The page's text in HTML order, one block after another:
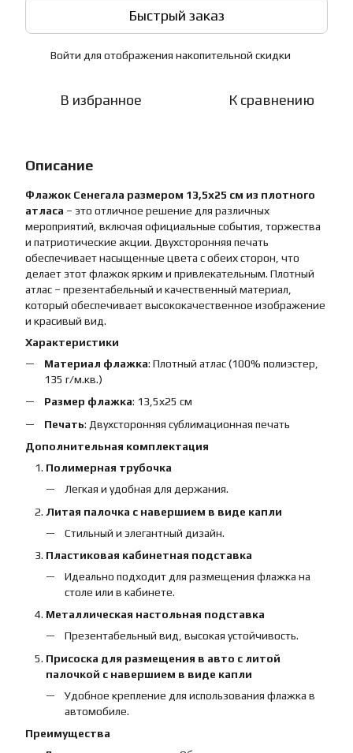
Быстрый заказ
Войти для отображения накопительной скидки
В избранное К сравнению
Описание
Флажок Сенегала размером 13,5х25 см из плотного
атласа – это отличное решение для различных
мероприятий, включая официальные события, торжества
и патриотические акции. Двухсторонняя печать
обеспечивает насыщенные цвета с обеих сторон, что
делает этот флажок ярким и привлекательным. Плотный
атлас – презентабельный и качественный материал,
который обеспечивает высококачественное изображение
и красивый вид.
Характеристики
Материал флажка: Плотный атлас (100% полиэстер,
135 г/м.кв.)
Размер флажка: 13,5х25 см
Печать: Двухсторонняя сублимационная печать
Дополнительная комплектация
Полимерная трубочка
Легкая и удобная для держания.
Литая палочка с навершием в виде капли
Стильный и элегантный дизайн.
Пластиковая кабинетная подставка
Идеально подходит для размещения флажка на
столе или в кабинете.
Металлическая настольная подставка
Презентабельный вид, высокая устойчивость.
Присоска для размещения в авто с литой
палочкой с навершием в виде капли
Удобное крепление для использования флажка в
автомобиле.
Преимущества